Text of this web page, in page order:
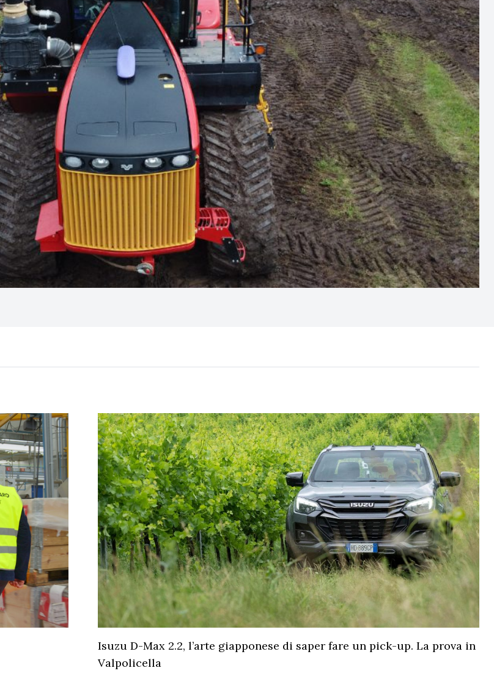
Isuzu D-Max 2.2, l’arte giapponese di saper fare un pick-up. La prova in
Valpolicella